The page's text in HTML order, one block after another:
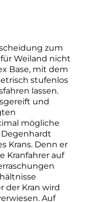
zum
Weiland nicht
Base, mit dem
stufenlos
lassen.
und
mögliche
Degenhardt
Krans. Denn er
Kranfahrer auf
der Kran wird
Auf